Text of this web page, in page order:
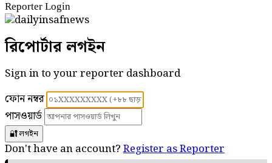
Reporter Login
রিপোর্টার লগইন
Sign in to your reporter dashboard
ফোন নম্বর
পাসওয়ার্ড
🔐 লগইন
Don't have an account?Register as Reporter